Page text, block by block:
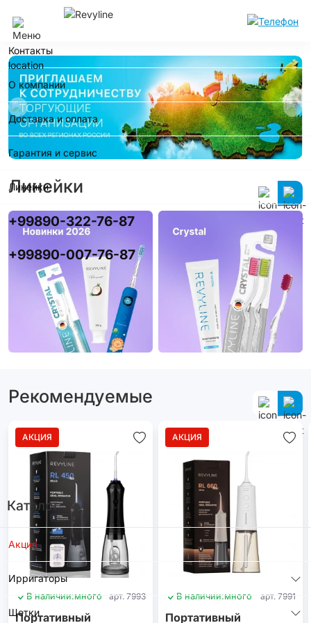
Ташкент
Контакты
О компании
Доставка и оплата
Гарантия и сервис
Линейки
+99890-322-76-87
+99890-007-76-87
Каталог
Акция
Ирригаторы
Щетки
Линейки
Рекомендуемые
АКЦИЯ
В наличии:много арт. 7993
Портативный
АКЦИЯ
В наличии:много арт. 7991
Портативный